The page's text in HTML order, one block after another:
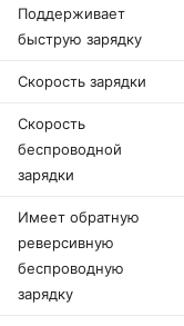
Поддерживает
быструю зарядку
Скорость зарядки
Скорость
беспроводной
зарядки
Имеет обратную
реверсивную
беспроводную
зарядку